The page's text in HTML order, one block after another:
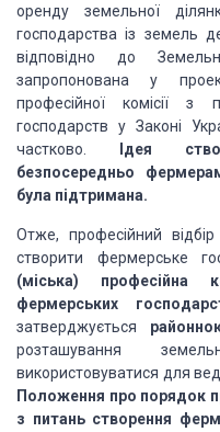
оренду земельної
господарства із земель
відповідно до
запропонована у
професійної комісії з
господарств у Законі
частково.
Ідея
безпосередньо
була підтримана.
Отже, професійний
створити фермерське
(міська) професійна
фермерських
затверджується
розташування
використовуватися для
Положення про порядок
з питань створення